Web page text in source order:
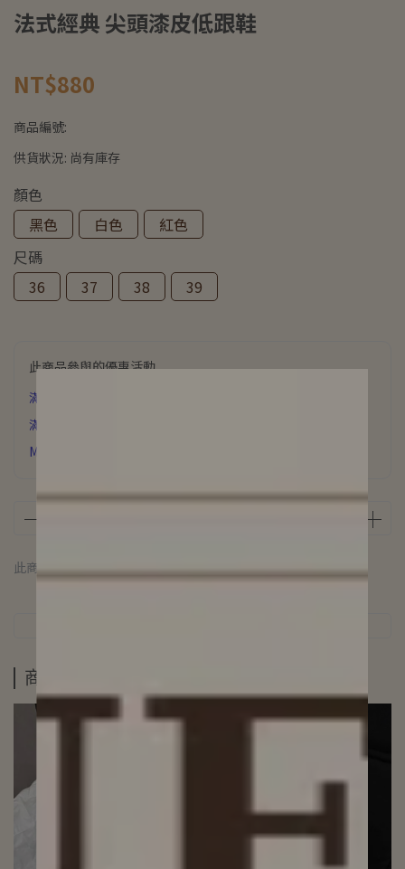
法式經典 尖頭漆皮低跟鞋
NT$880
商品編號:
供貨狀況: 尚有庫存
顏色
黑色
白色
紅色
尺碼
36
37 38 39
此商品參與的優惠活動
滿6000元 贈 氣質飾品
滿3500元贈 星辰誓約項鍊
MUFAN浪漫花園香氛片下單即贈
此商品 「 最高 」可以折抵紅利10000點 (約等於NT$10,000)
商品介紹